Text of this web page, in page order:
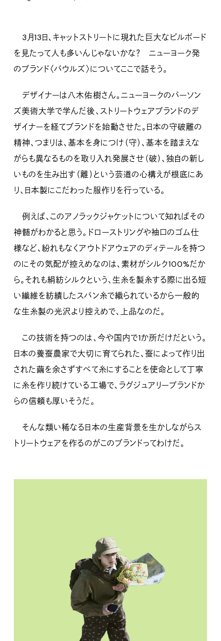
3月13日、キャットストリートに現れた巨大なビルボード
を見たって人も多いんじゃないかな？ ニューヨーク発
のブランド〈バウルズ〉についてここで話そう。
デザイナーは八木佑樹さん。ニューヨークのパーソン
ズ美術大学で学んだ後、ストリートウェアブランドのデ
ザイナーを経てブランドを始動させた。日本の守破離の
精神、つまりは、基本を身につけ（守）、基本を踏まえな
がらも異なるものを取り入れ発展させ（破）、独自の新し
いものを生み出す（離）という芸道の心構えが根底にあ
り、日本製にこだわった服作りを行っている。
例えば、このアノラックジャケットについて知ればその
神髄がわかると思う。ドローストリングや袖口のゴム仕
様など、紛れもなくアウトドアウェアのディテールを持つ
のにその気配が控えめなのは、素材がシルク100%だか
ら。それも絹紡シルクという、生糸を製糸する際に出る短
い繊維を紡績したスパン糸で織られているから一般的
な生糸製の光沢より控えめで、上品なのだ。
この技術を持つのは、今や国内で1か所だけだという。
日本の養蚕農家で大切に育てられた、蚕によって作り出
された繭を余さずすべて糸にすることを使命として丁寧
に糸を作り続けている工場で、ラグジュアリーブランドか
らの信頼も厚いそうだ。
そんな類い稀なる日本の生産背景を生かしながらス
トリートウェアを作るのがこのブランドってわけだ。